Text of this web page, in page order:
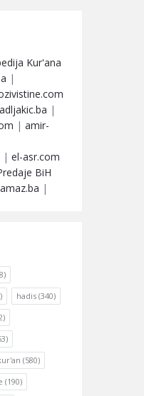
Kur'ana
|
|
| amir-
| el-asr.com
BiH
|
hadis (340)
(580)
(190)